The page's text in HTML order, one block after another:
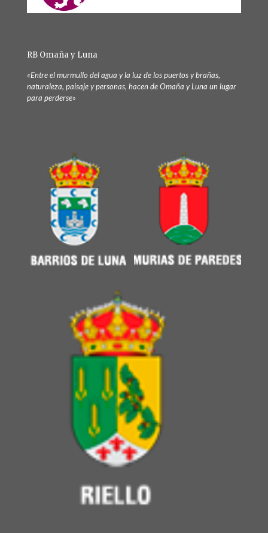
RB Omaña y Luna
«Entre el murmullo del agua y la luz de los puertos y brañas,
naturaleza, paisaje y personas, hacen de Omaña y Luna un lugar
para perderse»